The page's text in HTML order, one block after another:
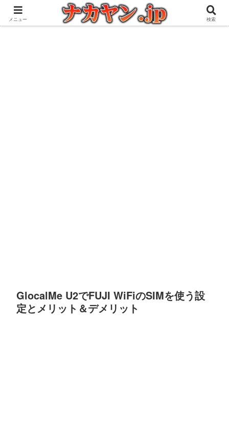
アウトドアとガジェット好きな管理人の愉快な日々を綴るブログ
GlocalMe U2でFUJI WiFiのSIMを使う設
定とメリット＆デメリット
メニュー 検索